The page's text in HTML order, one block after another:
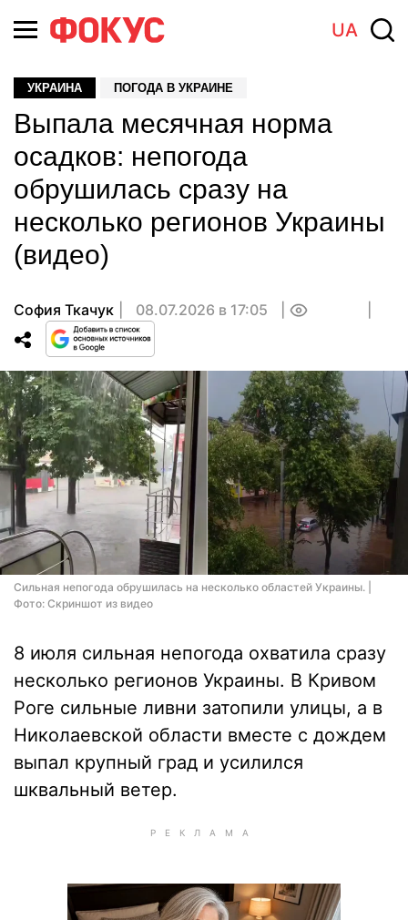
UA
УКРАИНА ПОГОДА В УКРАИНЕ
Выпала месячная норма
осадков: непогода
обрушилась сразу на
несколько регионов Украины
(видео)
София Ткачук 08.07.2026 в 17:05
Сильная непогода обрушилась на несколько областей Украины. |
Фото: Скриншот из видео
8 июля сильная непогода охватила сразу
несколько регионов Украины. В Кривом
Роге сильные ливни затопили улицы, а в
Николаевской области вместе с дождем
выпал крупный град и усилился
шквальный ветер.